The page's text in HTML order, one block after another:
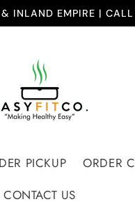
& INLAND EMPIRE |
PICKUP ORDER
CONTACT US